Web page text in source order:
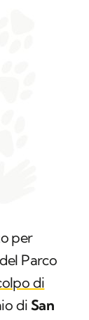
per
Parco
di
di San